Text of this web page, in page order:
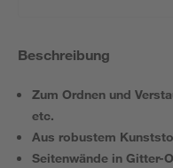
Beschreibung
Zum Ordnen und
etc.
Aus robustem
Seitenwände in Gitter-